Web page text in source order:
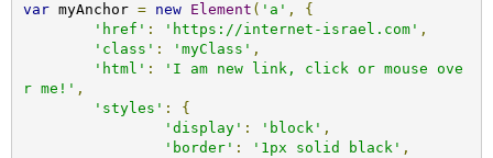
var myAnchor = new Element ( 'a' ,
{
'href' : 'https://internet-israel.com' ,
'class' : 'myClass' ,
'html' :
'I am new link, click or mouse ove
r me!' ,
'styles' :
{
'display' : 'block' ,
'border' : '1px solid black' ,